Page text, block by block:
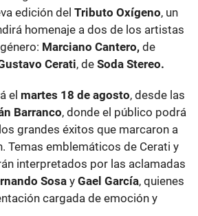
edición del Tributo Oxígeno, un
homenaje a dos de los artistas
Marciano Cantero, de
Cerati, de Soda Stereo.
el martes 18 de agosto, desde las
Barranco, donde el público podrá
grandes éxitos que marcaron a
Temas emblemáticos de Cerati y
interpretados por las aclamadas
Sosa y Gael García, quienes
cargada de emoción y